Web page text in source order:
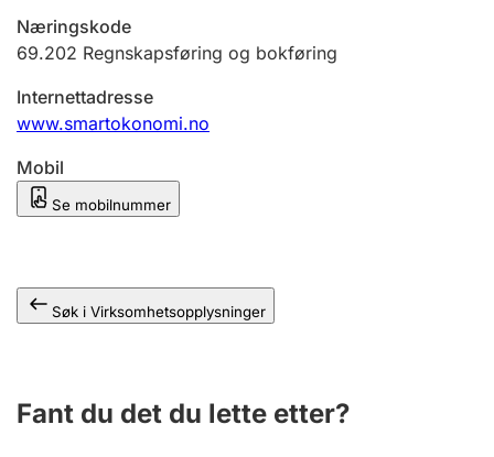
Offentlig sektor
Andre tema
Næringskode
69.202 Regnskapsføring og bokføring
Internettadresse
www.smartokonomi.no
Mobil
Se mobilnummer
Søk i Virksomhetsopplysninger
Fant du det du lette etter?